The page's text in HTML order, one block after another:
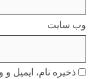
وب‌ سایت
ذخیره نام، ایمیل